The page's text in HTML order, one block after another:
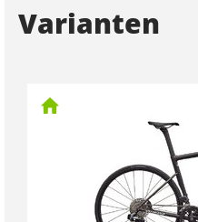
Varianten